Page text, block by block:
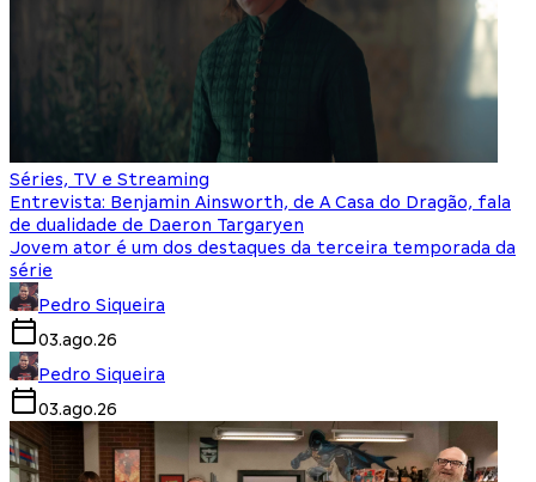
Séries, TV e Streaming
Entrevista: Benjamin Ainsworth, de A Casa do Dragão, fala
de dualidade de Daeron Targaryen
Jovem ator é um dos destaques da terceira temporada da
série
Pedro Siqueira
03.ago.26
Pedro Siqueira
03.ago.26